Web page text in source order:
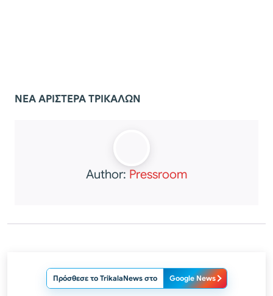
ΝΕΑ ΑΡΙΣΤΕΡΑ ΤΡΙΚΑΛΩΝ
Author: Pressroom
Πρόσθεσε το TrikalaNews στο Google News